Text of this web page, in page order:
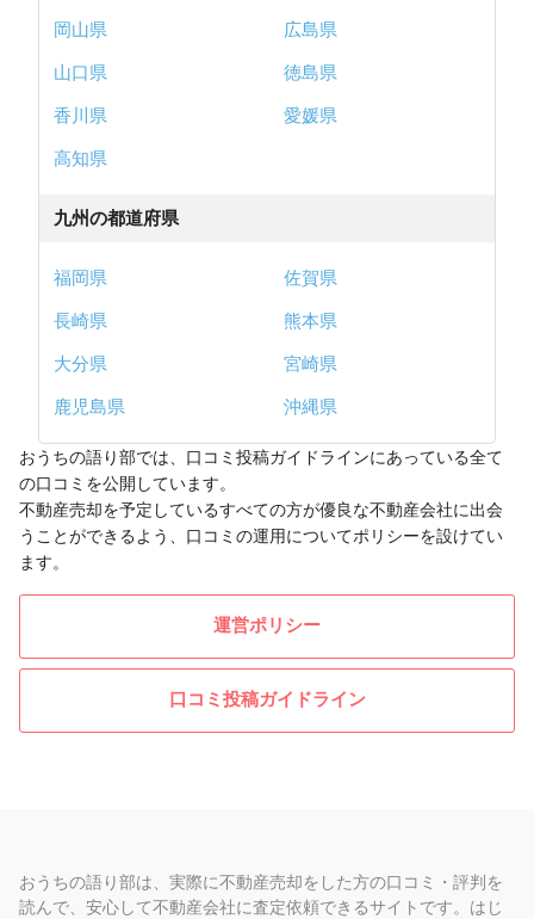
岡山県
広島県
山口県
徳島県
香川県
愛媛県
高知県
九州の都道府県
福岡県
佐賀県
長崎県
熊本県
大分県
宮崎県
鹿児島県
沖縄県
おうちの語り部では、口コミ投稿ガイドラインにあっている全て
の口コミを公開しています。
不動産売却を予定しているすべての方が優良な不動産会社に出会
うことができるよう、口コミの運用についてポリシーを設けてい
ます。
運営ポリシー
口コミ投稿ガイドライン
おうちの語り部は、実際に不動産売却をした方の口コミ・評判を
読んで、安心して不動産会社に査定依頼できるサイトです。はじ